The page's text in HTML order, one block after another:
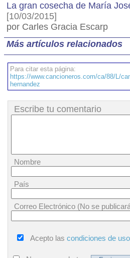
La gran cosecha de María
[10/03/2015]
por Carles Gracia Escarp
Más artículos relacionados
Para citar esta página:
https://www.cancioneros.com/ca/88/L/
hernandez
Escribe tu comentario
Nombre
País
Correo Electrónico (No se
Acepto las condiciones de uso